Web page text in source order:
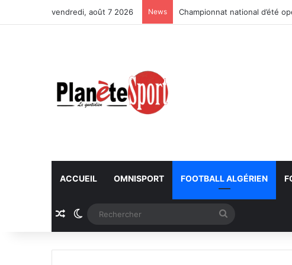
vendredi, août 7 2026 News Championnat national d’été
ACCUEIL OMNISPORT FOOTBALL ALGÉRIEN
Article Aléatoire
Switch skin